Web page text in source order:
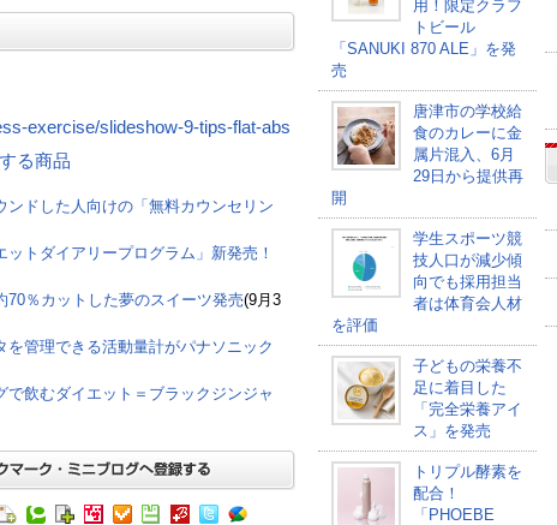
exercise/slideshow-9-tips-flat-abs
る商品
ンドした人向けの「無料カウンセリン
トダイアリープログラム」新発売！
70％カットした夢のスイーツ発売(9月3
を管理できる活動量計がパナソニック
で飲むダイエット＝ブラックジンジャ
用！限定クラフ
トビール
「SANUKI 870 ALE」を発
売
唐津市の学校給
食のカレーに金
属片混入、6月
29日から提供再
開
学生スポーツ競
技人口が減少傾
向でも採用担当
者は体育会人材
を評価
子どもの栄養不
足に着目した
「完全栄養アイ
ス」を発売
トリプル酵素を
配合！
「PHOEBE